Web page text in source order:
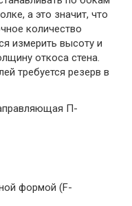
а это значит, что
количество
измерить высоту и
откоса стена.
требуется резерв в
П-
формой (F-